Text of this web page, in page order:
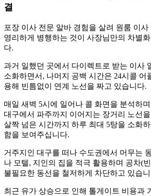
결
포장 이사 전문 알바 경험을 살려 원룸 이
영리하게 병행하는 것이 사장님만의 차별
다.
과거 일했던 곳에서 다이렉트로 받는 이사
소화하면서, 나머지 공백 시간은 24시콜 어
용해 빈틈없이 연계 노선을 짜고 있습니다.
매일 새벽 5시에 일어나 콜 화면을 분석하
대구에서 파주까지 이어지는 장거리 노선
살짝 넘은 시간까지 하루 최대 5탕을 소화
함을 보여주십니다.
거주지인 대구를 떠나 수도권에서 머무는
나 모텔, 지인의 집을 적극 활용하며 공차(
불필요한 동선을 철저하게 차단하고 있습
최근 유가 상승으로 인해 톨게이트 비용과